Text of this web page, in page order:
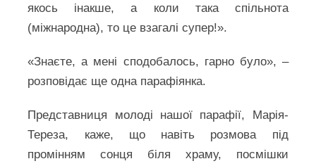
якось інакше, а коли така спільнота
(міжнародна), то це взагалі супер!».
«Знаєте, а мені сподобалось, гарно було», –
розповідає ще одна парафіянка.
Представниця молоді нашої парафії, Марія-
Тереза, каже, що навіть розмова під
промінням сонця біля храму, посмішки